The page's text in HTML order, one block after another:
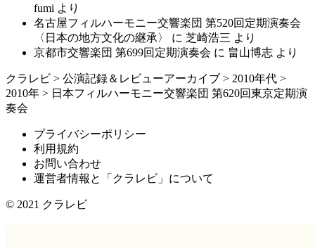
fumi より
名古屋フィルハーモニー交響楽団 第520回定期演奏会
〈日本の地方文化の継承〉
に 芝崎浩三 より
京都市交響楽団 第699回定期演奏会 に 畠山博志 より
クラレビ > 公演記録＆レビューアーカイブ > 2010年代 >
2010年 > 日本フィルハーモニー交響楽団 第620回東京定期演
奏会
プライバシーポリシー
利用規約
お問い合わせ
運営者情報と「クラレビ」について
© 2021 クラレビ